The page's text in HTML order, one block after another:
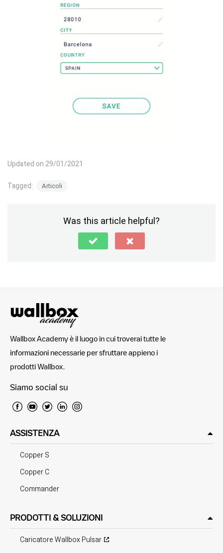
Updated on 29/01/2021
Tagged: Articoli
Was this article helpful?
Wallbox Academy è il luogo in cui troverai tutte le
informazioni necessarie per sfruttare appieno i
prodotti Wallbox.
Siamo social su
ASSISTENZA
Copper S
Copper C
Commander
PRODOTTI & SOLUZIONI
Caricatore Wallbox Pulsar